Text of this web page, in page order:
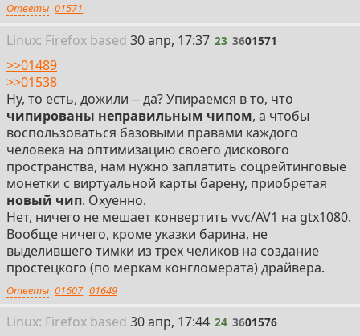
Ответы 01571
Linux: Firefox based 23
30 апр, 17:37 23 3601571
>>01489
>>01538
Ну, то есть, дожили -- да? Упираемся в то, что
чипированы неправильным чипом, а чтобы
воспользоваться базовыми правами каждого
человека на оптимизацию своего дискового
пространства, нам нужно заплатить соцрейтинговые
монетки с виртуальной карты барену, приобретая
новый чип. Охуенно.
Нет, ничего не мешает конвертить vvc/AV1 на gtx1080.
Вообще ничего, кроме указки барина, не
выделившего тимки из трех челиков на создание
простецкого (по меркам конгломерата) драйвера.
Ответы 01607 01649
Linux: Firefox based 24
30 апр, 17:44 24 3601576